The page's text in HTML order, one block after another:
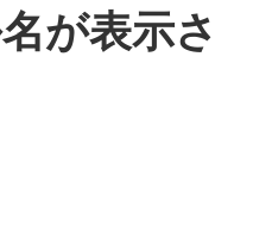
が表示さ